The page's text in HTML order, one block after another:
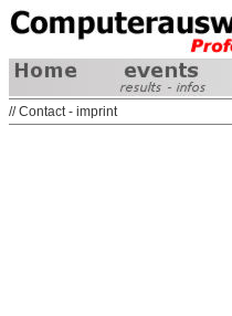
// Contact - imprint